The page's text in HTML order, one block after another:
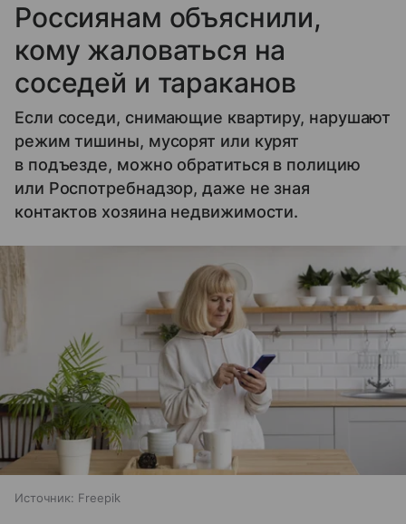
Россиянам объяснили,
кому жаловаться на
соседей и тараканов
Если соседи, снимающие квартиру, нарушают
режим тишины, мусорят или курят
в подъезде, можно обратиться в полицию
или Роспотребнадзор, даже не зная
контактов хозяина недвижимости.
Источник: Freepik